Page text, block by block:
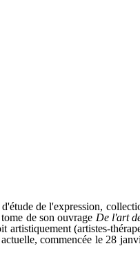
de l'expression,
de son ouvrage De l'art
artistiquement (artistes-
commencée le 28